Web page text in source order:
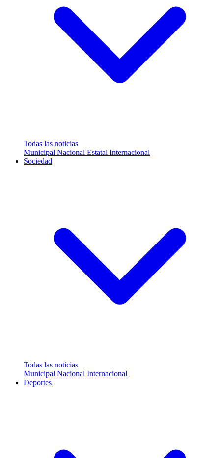
Todas las noticias
Municipal Nacional Estatal Internacional
Sociedad
Todas las noticias
Municipal Nacional Internacional
Deportes